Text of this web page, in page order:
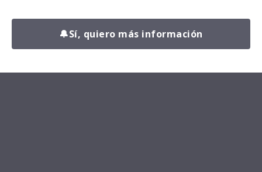
🔔Sí, quiero más información